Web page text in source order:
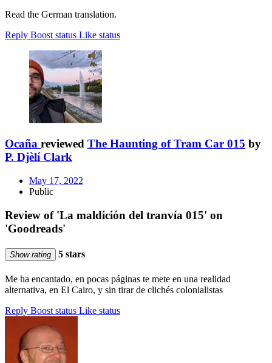
Read the German translation.
Reply Boost status Like status
Ocaña reviewed The Haunting of Tram Car 015 by
P. Djèlí Clark
May 17, 2022
Public
Review of 'La maldición del tranvía 015' on
'Goodreads'
Show rating 5 stars
Me ha encantado, en pocas páginas te mete en una realidad
alternativa, en El Cairo, y sin tirar de clichés colonialistas
Reply Boost status Like status